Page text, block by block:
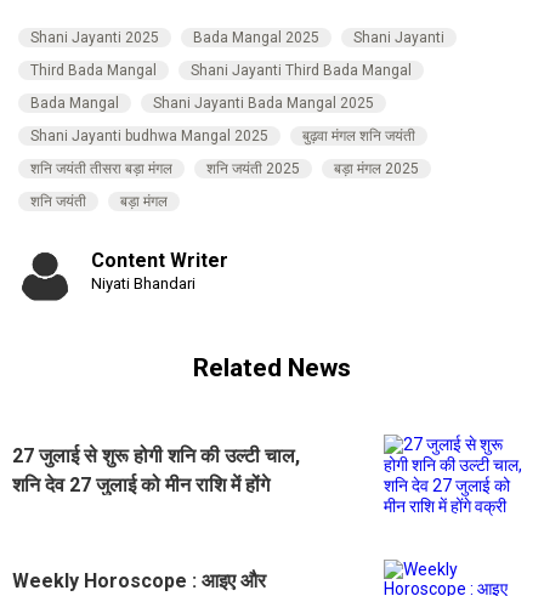
Shani Jayanti 2025 Bada Mangal 2025
Shani Jayanti
Third Bada Mangal
Shani Jayanti Third Bada Mangal
Bada Mangal
Shani Jayanti Bada Mangal 2025
Shani Jayanti budhwa Mangal 2025
बुढ़वा मंगल शनि जयंती
शनि जयंती तीसरा बड़ा मंगल
शनि जयंती 2025
बड़ा मंगल 2025
शनि जयंती
बड़ा मंगल
Content Writer
Niyati Bhandari
Related News
27 जुलाई से शुरू होगी शनि की उल्टी चाल,
शनि देव 27 जुलाई को मीन राशि में होंगे
Weekly Horoscope : आइए और